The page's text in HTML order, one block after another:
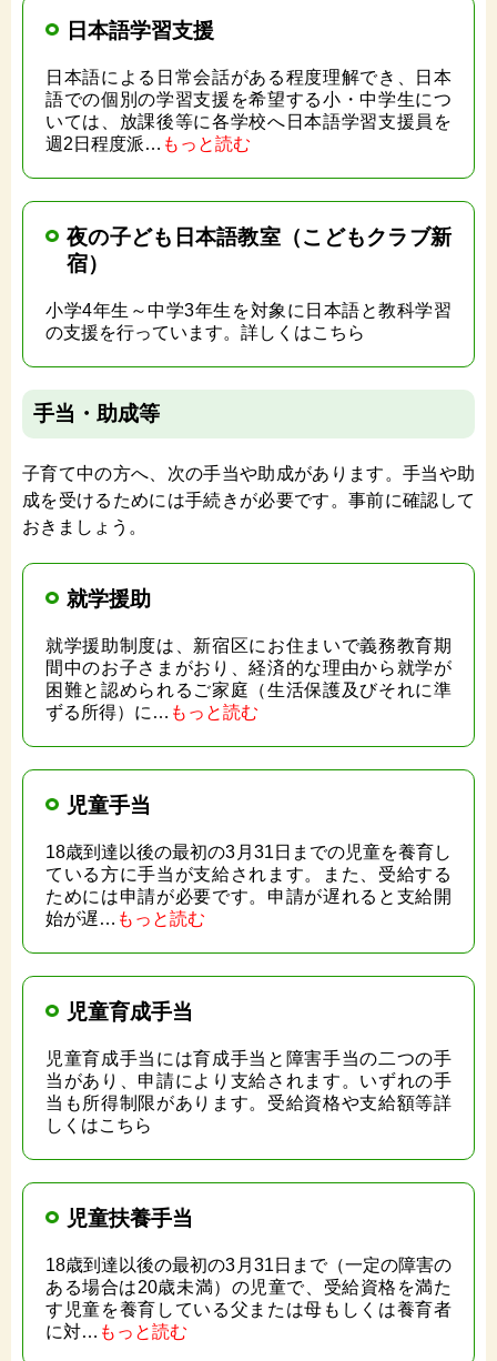
日本語学習支援
日本語による日常会話がある程度理解でき、日本
語での個別の学習支援を希望する小・中学生につ
いては、放課後等に各学校へ日本語学習支援員を
週2日程度派… もっと読む
夜の子ども日本語教室（こどもクラブ新
宿）
小学4年生～中学3年生を対象に日本語と教科学習
の支援を行っています。詳しくはこちら
手当・助成等
子育て中の方へ、次の手当や助成があります。手当や助
成を受けるためには手続きが必要です。事前に確認して
おきましょう。
就学援助
就学援助制度は、新宿区にお住まいで義務教育期
間中のお子さまがおり、経済的な理由から就学が
困難と認められるご家庭（生活保護及びそれに準
ずる所得）に… もっと読む
児童手当
18歳到達以後の最初の3月31日までの児童を養育し
ている方に手当が支給されます。また、受給する
ためには申請が必要です。申請が遅れると支給開
始が遅… もっと読む
児童育成手当
児童育成手当には育成手当と障害手当の二つの手
当があり、申請により支給されます。いずれの手
当も所得制限があります。受給資格や支給額等詳
しくはこちら
児童扶養手当
18歳到達以後の最初の3月31日まで（一定の障害の
ある場合は20歳未満）の児童で、受給資格を満た
す児童を養育している父または母もしくは養育者
に対… もっと読む